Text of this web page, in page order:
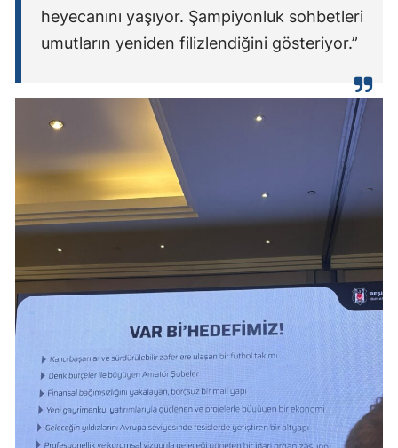
heyecanını yaşıyor. Şampiyonluk sohbetleri
umutların yeniden filizlendiğini gösteriyor.”